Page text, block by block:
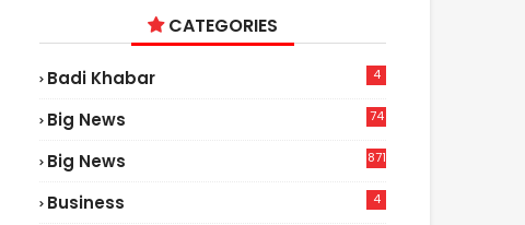
CATEGORIES
Badi Khabar 4
Big News
74
Big News 871
Business 4